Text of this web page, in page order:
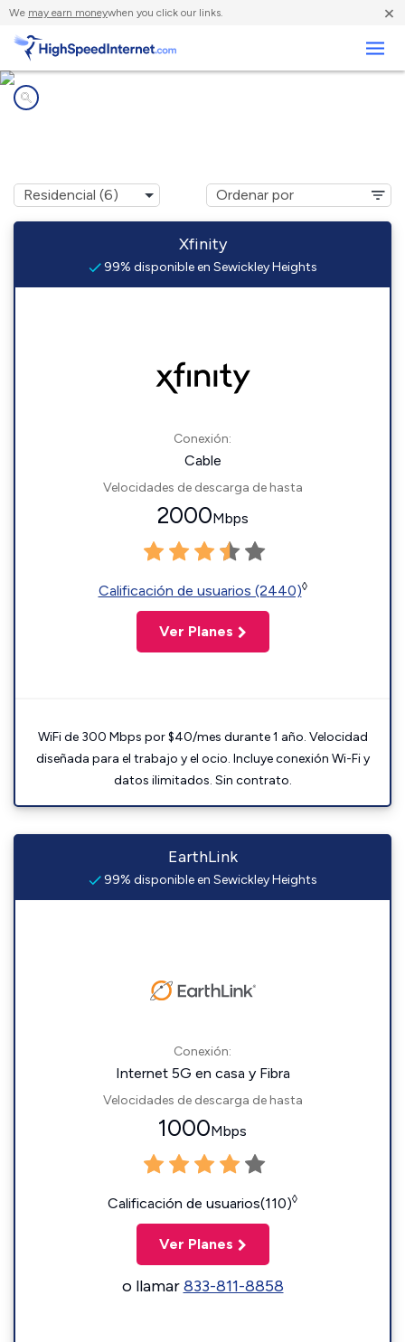
We may earn moneywhen you click our links. ×
Xfinity
99% disponible en Sewickley Heights
Conexión:
Cable
Velocidades de descarga de hasta
2000Mbps
Calificación de usuarios (2440)◊
Ver Planes
WiFi de 300 Mbps por $40/mes durante 1 año. Velocidad
diseñada para el trabajo y el ocio. Incluye conexión Wi-Fi y
datos ilimitados. Sin contrato.
EarthLink
99% disponible en Sewickley Heights
Conexión:
Internet 5G en casa y Fibra
Velocidades de descarga de hasta
1000Mbps
Calificación de usuarios(110)◊
Ver Planes
o llamar833-811-8858